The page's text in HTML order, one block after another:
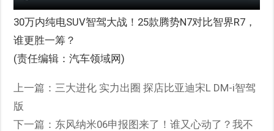
30万内纯电SUV智驾大战！25款腾势N7对比智界R7，
谁更胜一筹？
(责任编辑：汽车领域网)
上一篇： 三大进化 实力出圈 探店比亚迪宋L DM-i智驾
版
下一篇： 东风纳米06申报图来了！谁又心动了？我不